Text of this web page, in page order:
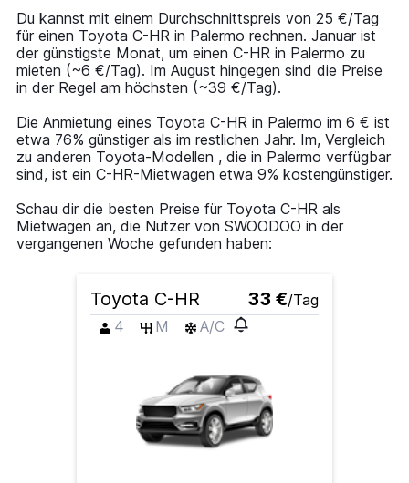
14
categories.
The
chart
has
1
Y
axis
displaying
values.
Range:
0
to
60.
Du kannst mit einem Durchschnittspreis von 25 €/Tag
für einen Toyota C-HR in Palermo rechnen. Januar ist
der günstigste Monat, um einen C-HR in Palermo zu
mieten (~6 €/Tag). Im August hingegen sind die Preise
in der Regel am höchsten (~39 €/Tag).
Die Anmietung eines Toyota C-HR in Palermo im 6 € ist
etwa 76% günstiger als im restlichen Jahr. Im, Vergleich
zu anderen Toyota-Modellen , die in Palermo verfügbar
sind, ist ein C-HR-Mietwagen etwa 9% kostengünstiger.
Schau dir die besten Preise für Toyota C-HR als
Mietwagen an, die Nutzer von SWOODOO in der
vergangenen Woche gefunden haben:
Toyota C-HR 33 €/Tag
4
M A/C